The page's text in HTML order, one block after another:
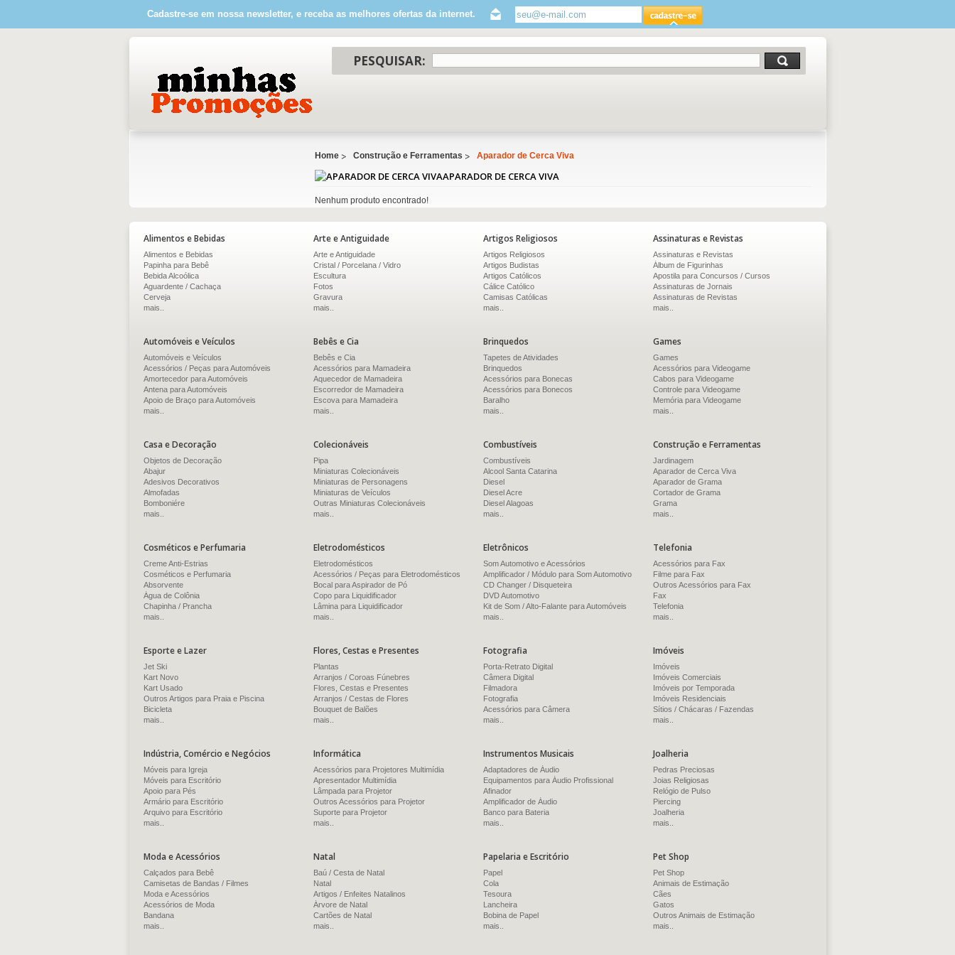
Cadastre-se em nossa newsletter, e receba as melhores ofertas da internet.
PESQUISAR:
Home Construção e Ferramentas Aparador de Cerca Viva
APARADOR DE CERCA VIVA
Nenhum produto encontrado!
Alimentos e Bebidas
Alimentos e Bebidas
Papinha para Bebê
Bebida Alcoólica
Aguardente / Cachaça
Cerveja
mais..
Arte e Antiguidade
Arte e Antiguidade
Cristal / Porcelana / Vidro
Escultura
Fotos
Gravura
mais..
Artigos Religiosos
Artigos Religiosos
Artigos Budistas
Artigos Católicos
Cálice Católico
Camisas Católicas
mais..
Assinaturas e Revistas
Assinaturas e Revistas
Álbum de Figurinhas
Apostila para Concursos / Cursos
Assinaturas de Jornais
Assinaturas de Revistas
mais..
Automóveis e Veículos
Automóveis e Veículos
Acessórios / Peças para Automóveis
Amortecedor para Automóveis
Antena para Automóveis
Apoio de Braço para Automóveis
mais..
Bebês e Cia
Bebês e Cia
Acessórios para Mamadeira
Aquecedor de Mamadeira
Escorredor de Mamadeira
Escova para Mamadeira
mais..
Brinquedos
Tapetes de Atividades
Brinquedos
Acessórios para Bonecas
Acessórios para Bonecos
Baralho
mais..
Games
Games
Acessórios para Videogame
Cabos para Videogame
Controle para Videogame
Memória para Videogame
mais..
Casa e Decoração
Objetos de Decoração
Abajur
Adesivos Decorativos
Almofadas
Bomboniére
mais..
Colecionáveis
Pipa
Miniaturas Colecionáveis
Miniaturas de Personagens
Miniaturas de Veículos
Outras Miniaturas Colecionáveis
mais..
Combustíveis
Combustíveis
Alcool Santa Catarina
Diesel
Diesel Acre
Diesel Alagoas
mais..
Construção e Ferramentas
Jardinagem
Aparador de Cerca Viva
Aparador de Grama
Cortador de Grama
Grama
mais..
Cosméticos e Perfumaria
Creme Anti-Estrias
Cosméticos e Perfumaria
Absorvente
Água de Colônia
Chapinha / Prancha
mais..
Eletrodomésticos
Eletrodomésticos
Acessórios / Peças para Eletrodomésticos
Bocal para Aspirador de Pó
Copo para Liquidificador
Lâmina para Liquidificador
mais..
Eletrônicos
Som Automotivo e Acessórios
Amplificador / Módulo para Som Automotivo
CD Changer / Disqueteira
DVD Automotivo
Kit de Som / Alto-Falante para Automóveis
mais..
Telefonia
Acessórios para Fax
Filme para Fax
Outros Acessórios para Fax
Fax
Telefonia
mais..
Esporte e Lazer
Jet Ski
Kart Novo
Kart Usado
Outros Artigos para Praia e Piscina
Bicicleta
mais..
Flores, Cestas e Presentes
Plantas
Arranjos / Coroas Fúnebres
Flores, Cestas e Presentes
Arranjos / Cestas de Flores
Bouquet de Balões
mais..
Fotografia
Porta-Retrato Digital
Câmera Digital
Filmadora
Fotografia
Acessórios para Câmera
mais..
Imóveis
Imóveis
Imóveis Comerciais
Imóveis por Temporada
Imóveis Residenciais
Sítios / Chácaras / Fazendas
mais..
Indústria, Comércio e Negócios
Móveis para Igreja
Móveis para Escritório
Apoio para Pés
Armário para Escritório
Arquivo para Escritório
mais..
Informática
Acessórios para Projetores Multimídia
Apresentador Multimídia
Lâmpada para Projetor
Outros Acessórios para Projetor
Suporte para Projetor
mais..
Instrumentos Musicais
Adaptadores de Áudio
Equipamentos para Áudio Profissional
Afinador
Amplificador de Áudio
Banco para Bateria
mais..
Joalheria
Pedras Preciosas
Joias Religiosas
Relógio de Pulso
Piercing
Joalheria
mais..
Moda e Acessórios
Calçados para Bebê
Camisetas de Bandas / Filmes
Moda e Acessórios
Acessórios de Moda
Bandana
mais..
Natal
Baú / Cesta de Natal
Natal
Artigos / Enfeites Natalinos
Árvore de Natal
Cartões de Natal
mais..
Papelaria e Escritório
Papel
Cola
Tesoura
Lancheira
Bobina de Papel
mais..
Pet Shop
Pet Shop
Animais de Estimação
Cães
Gatos
Outros Animais de Estimação
mais..